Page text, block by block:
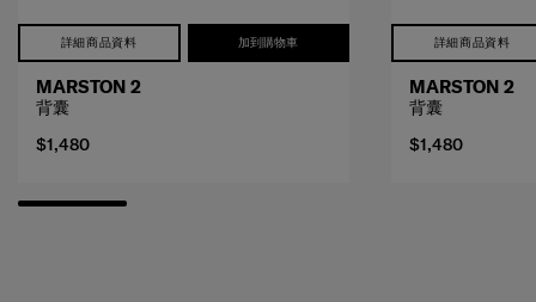
MARSTON 2
背囊
$1,480
MARSTON 2
背囊
$1,480